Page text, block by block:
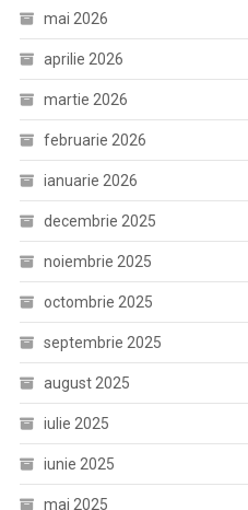
mai 2026
aprilie 2026
martie 2026
februarie 2026
ianuarie 2026
decembrie 2025
noiembrie 2025
octombrie 2025
septembrie 2025
august 2025
iulie 2025
iunie 2025
mai 2025